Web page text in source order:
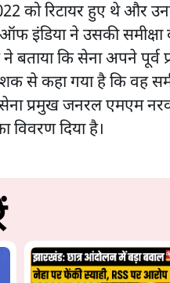
को रिटायर हुए थे और
ऑफ इंडिया ने उसकी
ने बताया कि सेना अपने
से कहा गया है कि वह
प्रमुख जनरल एमएम
विवरण दिया है।